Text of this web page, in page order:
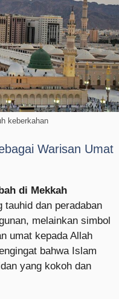
keberkahan
Warisan Umat
di Mekkah
tauhid dan peradaban
melainkan simbol
umat kepada Allah
bahwa Islam
yang kokoh dan